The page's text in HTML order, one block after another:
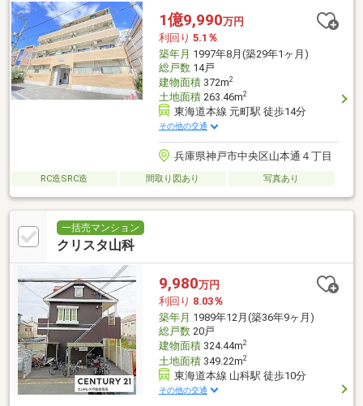
1億9,990万円
利回り 5.1％
築年月 1997年8月(築29年1ヶ月)
総戸数14戸
建物面積372m2
土地面積263.46m2
東海道本線 元町駅 徒歩14分
その他の交通
兵庫県神戸市中央区山本通４丁目
RC造SRC造 間取り図あり 写真あり
一括売マンション
クリスタ山科
9,980万円
利回り 8.03％
築年月 1989年12月(築36年9ヶ月)
総戸数20戸
建物面積324.44m2
土地面積349.22m2
東海道本線 山科駅 徒歩10分
その他の交通